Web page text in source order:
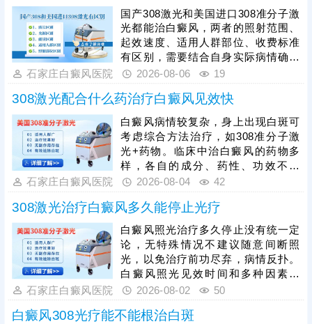
容易治疗;若是位于肢端末梢，治疗难
度大，见效所需时间会延长;③是否确
定合适的照光参数，患者需遵医嘱规
范治疗，科学对症祛白，更快促进肤
色还原。
国产308激光和美国进口308准分子激
光都能治白癜风，两者的照射范围、
起效速度、适用人群部位、收费标准
有区别，需要结合自身实际病情确定
合适的照光方案，令治疗真正发挥作
剂量、频率、疗程，恰当的照光参
数，持之以恒累积疗效，助力病情稳
步好转。另外，照光期间可搭配药物
对症治疗，综合祛白，提升复色速
度。
石家庄白癜风医院 2026-08-06 19
308激光配合什么药治疗白癜风见效快
白癜风病情较复杂，身上出现白斑可
考虑综合方法治疗，如308准分子激
光+药物。临床中治白癜风的药物多
样，各自的成分、药性、功效不一
样，用药不能盲目，务必在医生指导
效。治疗期间还需确定合适的频率、
疗程，不可私自间断、暂停，以免疗
效断断续续，拖慢复色进度。另外，
白癜风治疗期间还需从自身做起，避
免不良因素刺激，防治结合，逐步令
病情好转。
石家庄白癜风医院 2026-08-04 42
308激光治疗白癜风多久能停止光疗
白癜风照光治疗多久停止没有统一定
论，无特殊情况不建议随意间断照
光，以免治疗前功尽弃，病情反扑。
白癜风照光见效时间和多种因素有
关，包括患者病情、照光参数，病情
较轻，规范治疗，好转快;若是病情严
重，照光期间随意暂停、更换方案，
石家庄白癜风医院 2026-08-02 50
白癜风308光疗能不能根治白斑